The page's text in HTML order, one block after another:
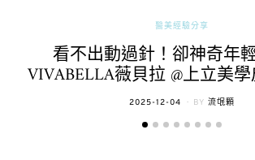
醫美經驗分享
看不出動過針！卻神奇年
VIVABELLA薇貝拉 @上立美
POSTED
2025-12-04 BY 流氓顆